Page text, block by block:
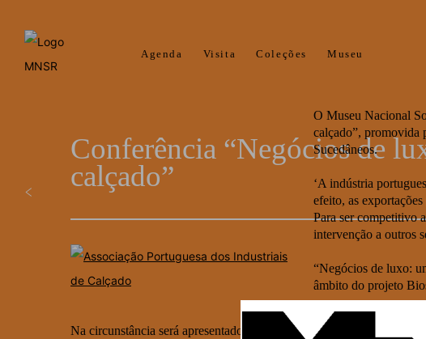
Agenda Visita Coleções Museu
Conferência “Negócios de
calçado”
O Museu Nacional
calçado”, promovida
Sucedâneos.
‘A indústria
efeito, as
Para ser competitivo
intervenção a outros
“Negócios de luxo:
âmbito do projeto
Na circunstância será apresentado o “Caso de Estudo sobre o